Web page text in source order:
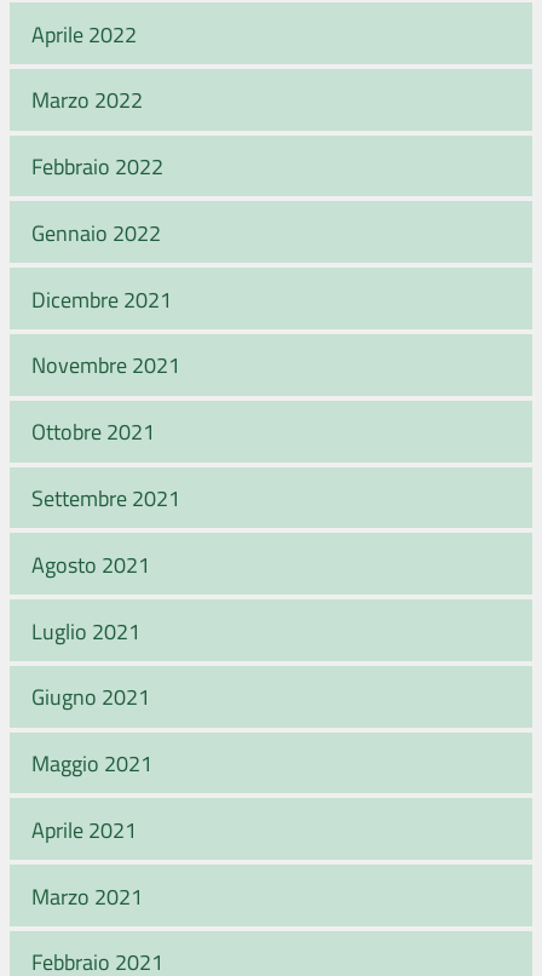
Aprile 2022
Marzo 2022
Febbraio 2022
Gennaio 2022
Dicembre 2021
Novembre 2021
Ottobre 2021
Settembre 2021
Agosto 2021
Luglio 2021
Giugno 2021
Maggio 2021
Aprile 2021
Marzo 2021
Febbraio 2021